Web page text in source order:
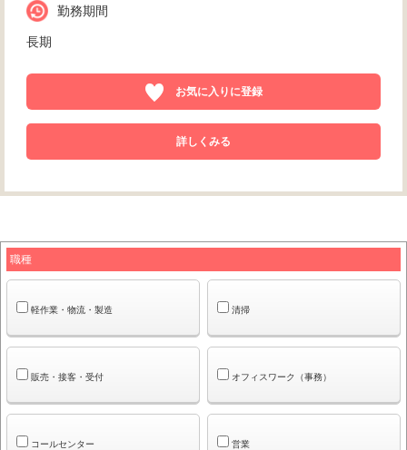
勤務期間
長期
お気に入りに登録
詳しくみる
職種
軽作業・物流・製造 清掃
販売・接客・受付 オフィスワーク（事務）
コールセンター 営業